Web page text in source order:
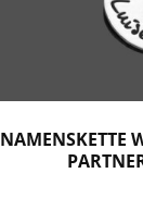
NAMENSKETTE